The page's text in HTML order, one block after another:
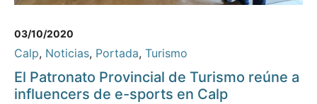
03/10/2020
Calp, Noticias, Portada, Turismo
El Patronato Provincial de Turismo reúne a
influencers de e-sports en Calp